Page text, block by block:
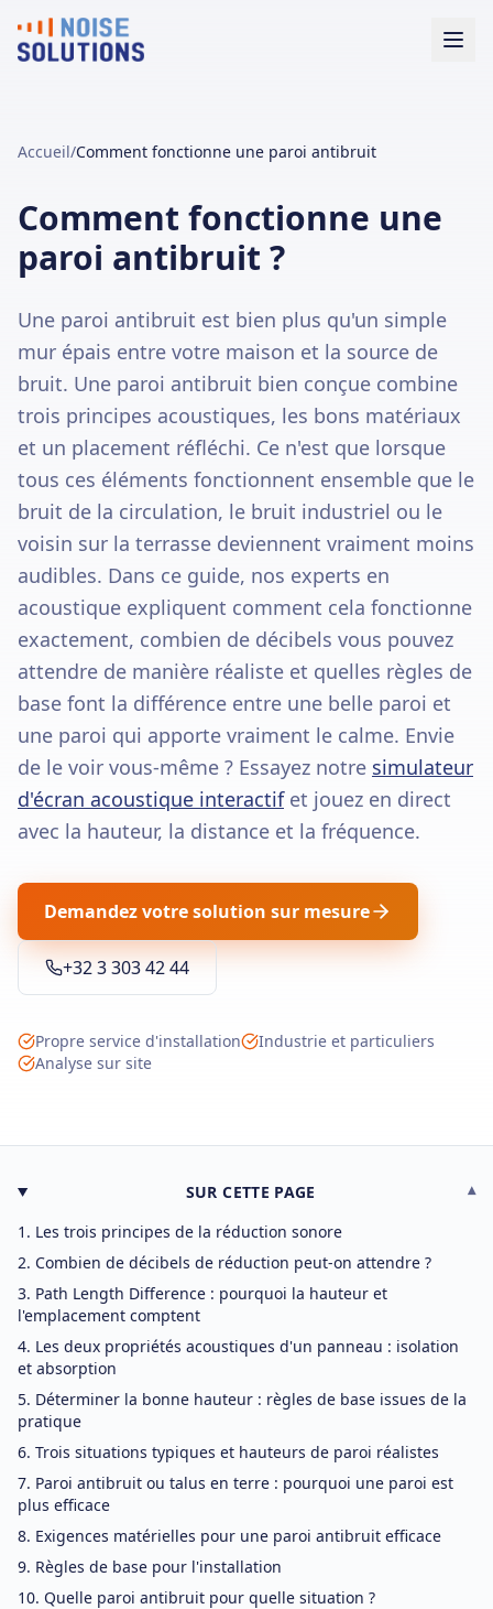
Accueil/Comment fonctionne une paroi antibruit
Comment fonctionne une
paroi antibruit ?
Une paroi antibruit est bien plus qu'un simple
mur épais entre votre maison et la source de
bruit. Une paroi antibruit bien conçue combine
trois principes acoustiques, les bons matériaux
et un placement réfléchi. Ce n'est que lorsque
tous ces éléments fonctionnent ensemble que le
bruit de la circulation, le bruit industriel ou le
voisin sur la terrasse deviennent vraiment moins
audibles. Dans ce guide, nos experts en
acoustique expliquent comment cela fonctionne
exactement, combien de décibels vous pouvez
attendre de manière réaliste et quelles règles de
base font la différence entre une belle paroi et
une paroi qui apporte vraiment le calme. Envie
de le voir vous-même ? Essayez notre simulateur
d'écran acoustique interactifet jouez en direct
avec la hauteur, la distance et la fréquence.
Demandez votre solution sur mesure
+32 3 303 42 44
Propre service d'installation
Industrie et particuliers
Analyse sur site
SUR CETTE PAGE
▾
Les trois principes de la réduction sonore
Combien de décibels de réduction peut-on attendre ?
Path Length Difference : pourquoi la hauteur et
l'emplacement comptent
Les deux propriétés acoustiques d'un panneau : isolation
et absorption
Déterminer la bonne hauteur : règles de base issues de la
pratique
Trois situations typiques et hauteurs de paroi réalistes
Paroi antibruit ou talus en terre : pourquoi une paroi est
plus efficace
Exigences matérielles pour une paroi antibruit efficace
Règles de base pour l'installation
Quelle paroi antibruit pour quelle situation ?